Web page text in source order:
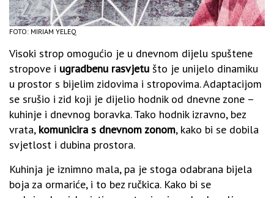
FOTO: MIRIAM YELEQ
Visoki strop omogućio je u dnevnom dijelu spuštene
stropove i ugradbenu rasvjetu što je unijelo dinamiku
u prostor s bijelim zidovima i stropovima. Adaptacijom
se srušio i zid koji je dijelio hodnik od dnevne zone –
kuhinje i dnevnog boravka. Tako hodnik izravno, bez
vrata, komunicira s dnevnom zonom, kako bi se dobila
svjetlost i dubina prostora.
Kuhinja je iznimno mala, pa je stoga odabrana bijela
boja za ormariće, i to bez ručkica. Kako bi se